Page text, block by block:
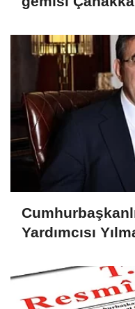
Yardımcısı